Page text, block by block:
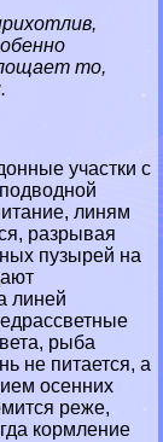
то,
участки с
линям
разрывая
пузырей на
линей
рыба
не питается, а
осенних
реже,
кормление